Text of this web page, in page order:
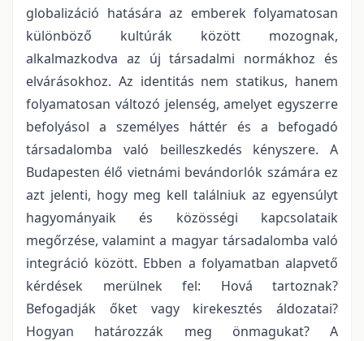
globalizáció hatására az emberek folyamatosan
különböző kultúrák között mozognak,
alkalmazkodva az új társadalmi normákhoz és
elvárásokhoz. Az identitás nem statikus, hanem
folyamatosan változó jelenség, amelyet egyszerre
befolyásol a személyes háttér és a befogadó
társadalomba való beilleszkedés kényszere. A
Budapesten élő vietnámi bevándorlók számára ez
azt jelenti, hogy meg kell találniuk az egyensúlyt
hagyományaik és közösségi kapcsolataik
megőrzése, valamint a magyar társadalomba való
integráció között. Ebben a folyamatban alapvető
kérdések merülnek fel: Hová tartoznak?
Befogadják őket vagy kirekesztés áldozatai?
Hogyan határozzák meg önmagukat? A